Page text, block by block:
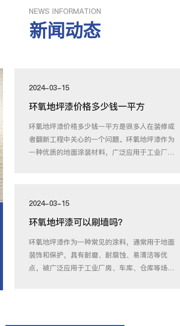
NEWS INFORMATION
新闻动态
2024-03-15
环氧地坪漆价格多少钱一平方
环氧地坪漆价格多少钱一平方是很多人在装修或
者翻新工程中关心的一个问题。环氧地坪漆作为
一种优质的地面涂装材料，广泛应用于工业厂
2024-03-15
环氧地坪漆可以刷墙吗？
环氧地坪漆作为一种常见的涂料，通常用于地面
装饰和保护，具有耐磨、耐腐蚀、易清洁等优
点，被广泛应用于工业厂房、车库、仓库等场